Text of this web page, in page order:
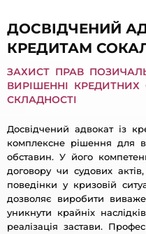
ДОСВІДЧЕНИЙ
КРЕДИТАМ
ЗАХИСТ ПРАВ
ВИРІШЕННІ КРЕДИТНИХ
СКЛАДНОСТІ
Досвідчений адвокат із
комплексне рішення для
обставин. У його
договору чи судових
поведінки у кризовій
дозволяє виробити
уникнути крайніх
реалізація застави.